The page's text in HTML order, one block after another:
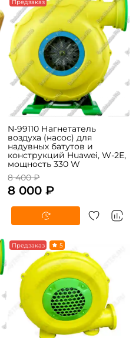
-5% Предзаказ
N-99110 Нагнетатель
воздуха (насос) для
надувных батутов и
конструкций Huawei, W-2E,
мощность 330 W
8 400 ₽
8 000 ₽
-5% Предзаказ